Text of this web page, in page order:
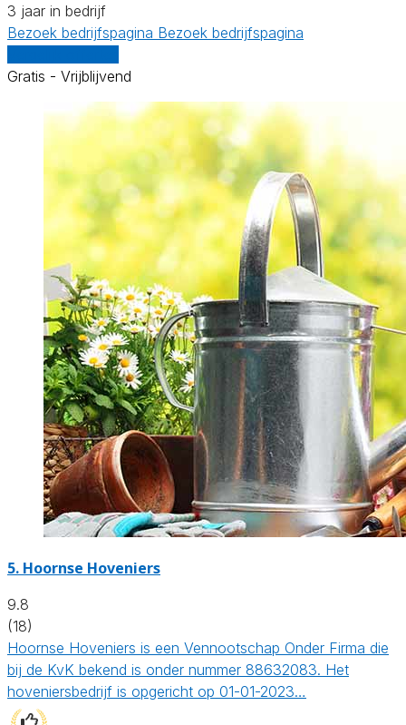
3 jaar in bedrijf
Bezoek bedrijfspagina Bezoek bedrijfspagina
Gratis - Vrijblijvend
5. Hoornse Hoveniers
9.8
(18)
Hoornse Hoveniers is een Vennootschap Onder Firma die
bij de KvK bekend is onder nummer 88632083. Het
hoveniersbedrijf is opgericht op 01-01-2023…